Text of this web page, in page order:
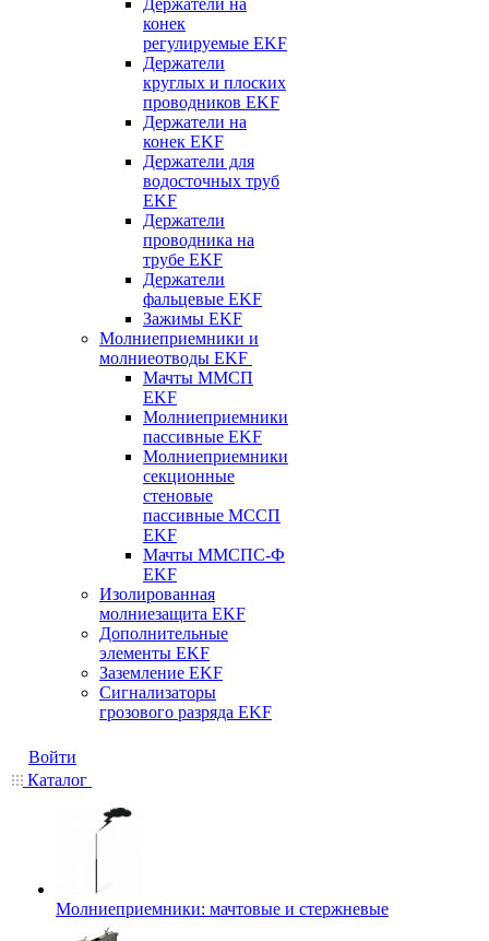
Держатели на
конек
регулируемые EKF
Держатели
круглых и плоских
проводников EKF
Держатели на
конек EKF
Держатели для
водосточных труб
EKF
Держатели
проводника на
трубе EKF
Держатели
фальцевые EKF
Зажимы EKF
Молниеприемники и
молниеотводы EKF
Мачты ММСП
EKF
Молниеприемники
пассивные EKF
Молниеприемники
секционные
стеновые
пассивные МССП
EKF
Мачты ММСПС-Ф
EKF
Изолированная
молниезащита EKF
Дополнительные
элементы EKF
Заземление EKF
Сигнализаторы
грозового разряда EKF
Войти
Каталог
Молниеприемники: мачтовые и стержневые